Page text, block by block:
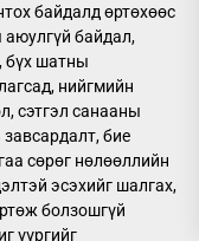
байдалд өртөхөөс
аюулгүй байдал,
бүх шатны
нийгмийн
сэтгэл санааны
завсардалт, бие
сөрөг нөлөөллийн
эсэхийг шалгах,
болзошгүй
үүргийг